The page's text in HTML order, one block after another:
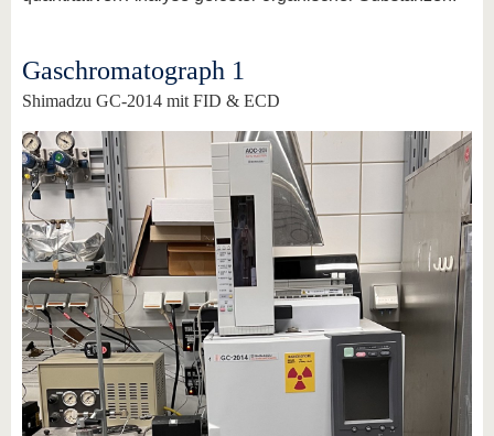
Gaschromatograph 1
Shimadzu GC-2014 mit FID & ECD